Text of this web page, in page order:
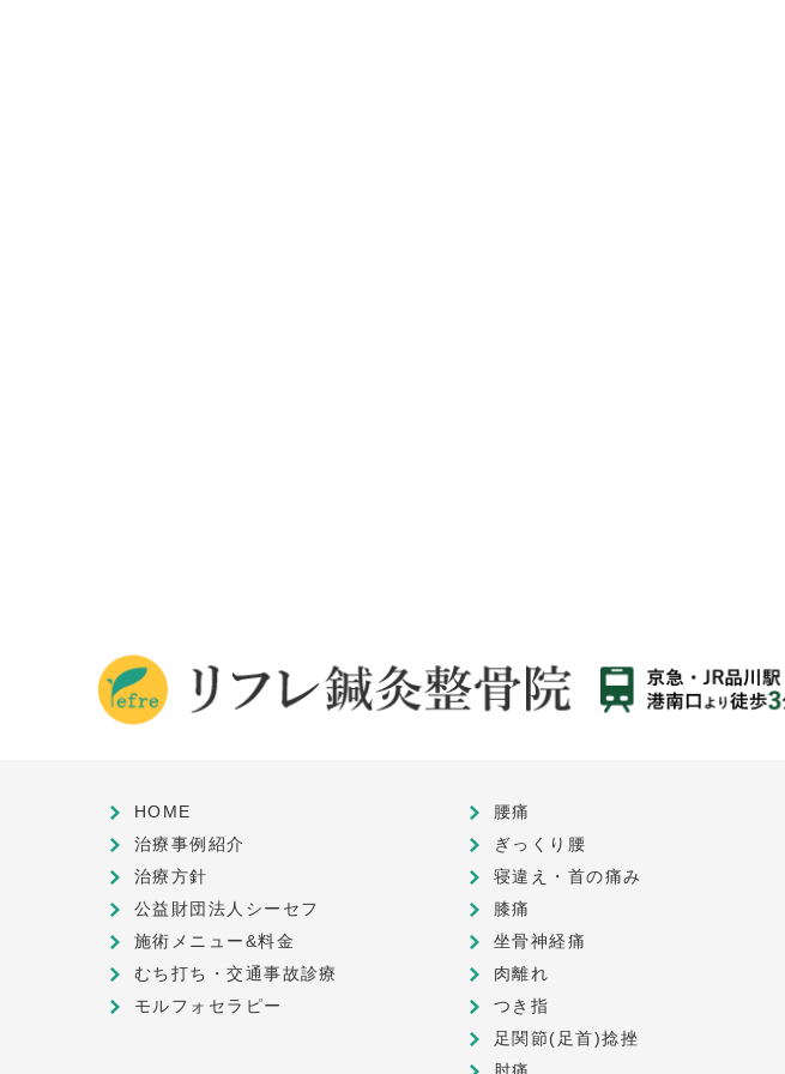
HOME
治療事例紹介
治療方針
公益財団法人シーセフ
施術メニュー&料金
むち打ち・交通事故診療
モルフォセラピー
腰痛
ぎっくり腰
寝違え・首の痛み
膝痛
坐骨神経痛
肉離れ
つき指
足関節(足首)捻挫